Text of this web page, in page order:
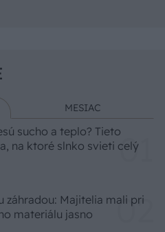
MESIAC
sucho a teplo? Tieto
na ktoré slnko svieti celý
záhradou: Majitelia mali pri
materiálu jasno